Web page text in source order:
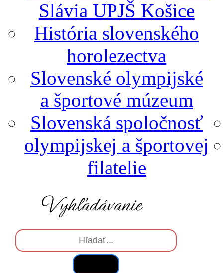
Slávia UPJŠ Košice
História slovenského
horolezectva
Slovenské olympijské
a športové múzeum
Slovenská spoločnosť
olympijskej a športovej
filatelie